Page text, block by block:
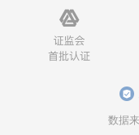
数据